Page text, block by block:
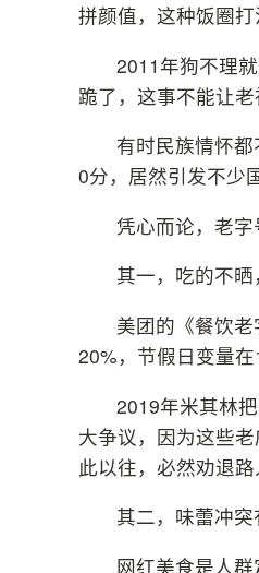
拼颜值，这种饭圈
2011年狗不理
跪了，这事不能让
有时民族情怀
0分，居然引发不少
凭心而论，老字
其一，吃的不晒
美团的《餐饮
20%，节假日变量
2019年米其林
大争议，因为这些
此以往，必然劝退路
其二，味蕾冲突
网红美食是人